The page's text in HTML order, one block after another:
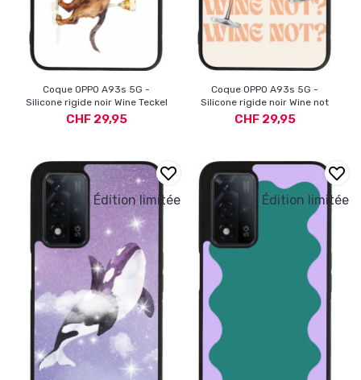
Coque OPPO A93s 5G -
Silicone rigide noir Wine Teckel
CHF 29,95
Coque OPPO A93s 5G -
Silicone rigide noir Wine not
CHF 29,95
Édition limitée Édition limitée